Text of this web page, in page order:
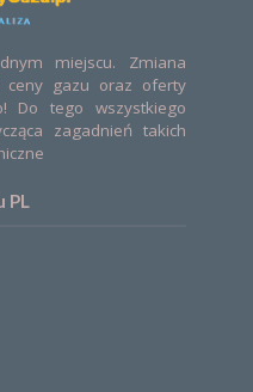
miejscu. Zmiana
ceny gazu oraz oferty
Do tego wszystkiego
zagadnień takich
PL